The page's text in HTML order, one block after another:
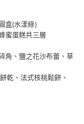
盒(水漾綠)
蜜蛋糕共三層
角、鹽之花沙布蕾、草
乾、法式核桃鬆餅、